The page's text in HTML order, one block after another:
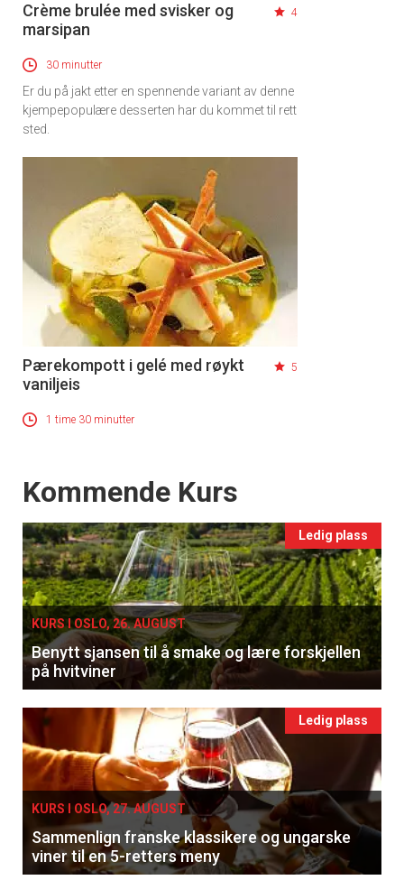
×
Få ukentlige nyhetsbrev fra
Crème brulée med svisker og
marsipan
4
30 minutter
Er du på jakt etter en spennende variant av denne
kjempepopulære desserten har du kommet til rett
sted.
Pærekompott i gelé med røykt
vaniljeis
5
1 time 30 minutter
Events
Kommende Kurs
Ledig plass
KURS I OSLO, 26. AUGUST
Benytt sjansen til å smake og lære forskjellen
på hvitviner
Ledig plass
KURS I OSLO, 27. AUGUST
Sammenlign franske klassikere og ungarske
viner til en 5-retters meny